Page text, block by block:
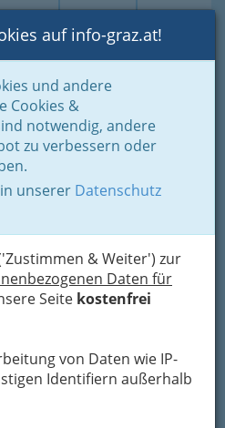
Suche Login Toggle
auf info-graz.at!
und andere
Cookies &
notwendig, andere
zu verbessern oder
unserer Datenschutz
& Weiter') zur
Daten für
Seite kostenfrei
von Daten wie IP-
Identifiern außerhalb
Eltern - Familien
und Jugendliche
betreten
für Schritt die 700 m
und passieren
auf einer der
in den
immer hoch im Kurs.